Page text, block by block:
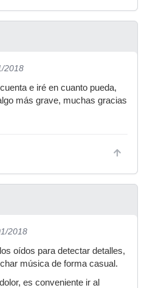
2018
e iré en cuanto pueda,
más grave, muchas gracias
2018
oídos para detectar detalles,
música de forma casual.
es conveniente ir al